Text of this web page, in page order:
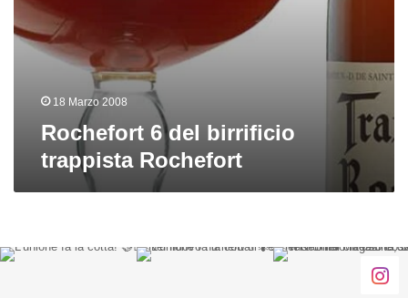
18 Marzo 2008
Rochefort 6 del birrificio
trappista Rochefort